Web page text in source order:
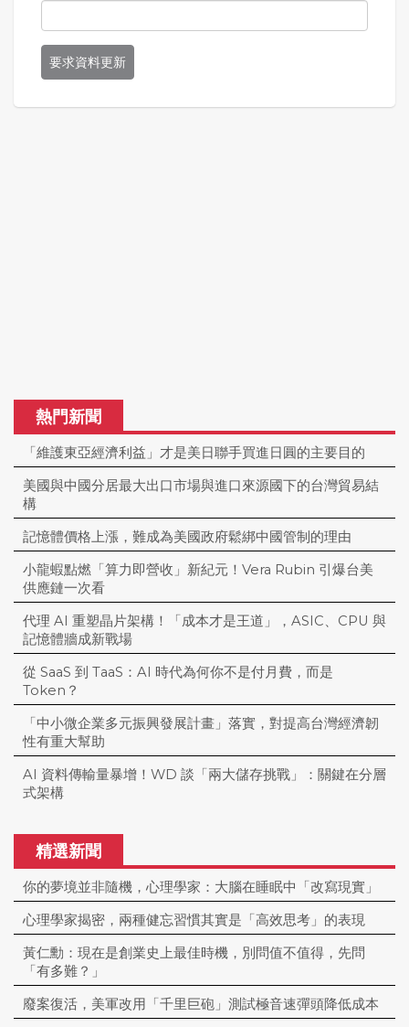
要求資料更新
熱門新聞
「維護東亞經濟利益」才是美日聯手買進日圓的主要目的
美國與中國分居最大出口市場與進口來源國下的台灣貿易結
構
記憶體價格上漲，難成為美國政府鬆綁中國管制的理由
小龍蝦點燃「算力即營收」新紀元！Vera Rubin 引爆台美
供應鏈一次看
代理 AI 重塑晶片架構！「成本才是王道」，ASIC、CPU 與
記憶體牆成新戰場
從 SaaS 到 TaaS：AI 時代為何你不是付月費，而是
Token？
「中小微企業多元振興發展計畫」落實，對提高台灣經濟韌
性有重大幫助
AI 資料傳輸量暴增！WD 談「兩大儲存挑戰」：關鍵在分層
式架構
精選新聞
你的夢境並非隨機，心理學家：大腦在睡眠中「改寫現實」
心理學家揭密，兩種健忘習慣其實是「高效思考」的表現
黃仁勳：現在是創業史上最佳時機，別問值不值得，先問
「有多難？」
廢案復活，美軍改用「千里巨砲」測試極音速彈頭降低成本